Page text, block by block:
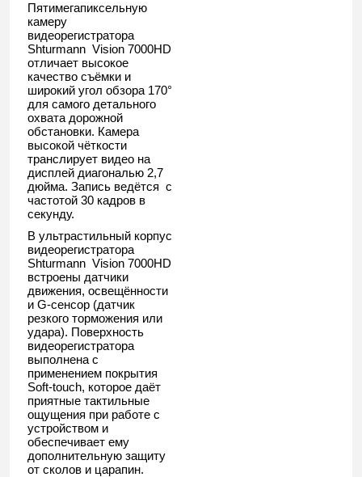
Пятимегапиксельную
камеру
видеорегистратора
Shturmann Vision 7000HD
отличает высокое
качество съёмки и
широкий угол обзора 170°
для самого детального
охвата дорожной
обстановки. Камера
высокой чёткости
транслирует видео на
дисплей диагональю 2,7
дюйма. Запись ведётся с
частотой 30 кадров в
секунду.
В ультрастильный корпус
видеорегистратора
Shturmann Vision 7000HD
встроены датчики
движения, освещённости
и G-сенсор (датчик
резкого торможения или
удара). Поверхность
видеорегистратора
выполнена с
применением покрытия
Soft-touch, которое даёт
приятные тактильные
ощущения при работе с
устройством и
обеспечивает ему
дополнительную защиту
от сколов и царапин.